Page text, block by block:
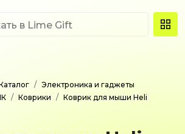
Электроника и гаджеты
Коврики Коврик для мыши Heli